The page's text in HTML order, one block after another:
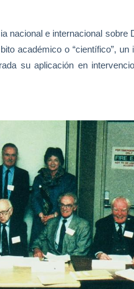
nacional e internacional sobre
académico o “científico”,
su aplicación en